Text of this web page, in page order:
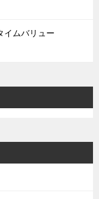
イムバリュー